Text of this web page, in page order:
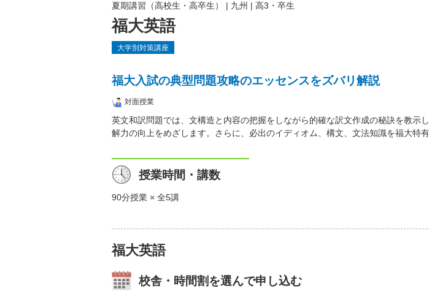
福大英語
夏期講習（高校生・高卒生） | 九州 | 高3・卒生
大学別対策講座
福大入試の典型問題攻略のエッセンスをズバリ解説
対面授業
英文和訳問題では、文構造と内容の把握をしながら的確な訳文作成の秘訣を教
解力の向上をめざします。さらに、必出のイディオム、構文、文法知識を福大特
授業時間・講数
90分授業 × 全5講
福大英語
校舎・時間割を選んで申し込む